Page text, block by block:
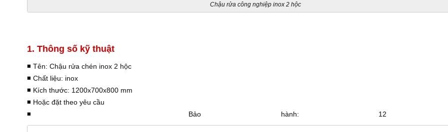
Chậu rửa công nghiệp inox 2 hộc
1. Thông số kỹ thuật
◾️ Tên: Chậu rửa chén inox 2 hộc
◾️ Chất liệu: inox
◾️ Kích thước: 1200x700x800 mm
◾️ Hoặc đặt theo yêu cầu
◾️ Bảo hành: 12